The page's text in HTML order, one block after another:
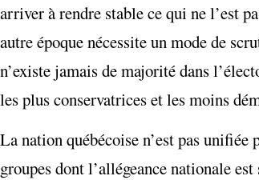
arriver à rendre stable ce qui ne l’est
autre époque nécessite un mode de
n’existe jamais de majorité dans
les plus conservatrices et les moins
La nation québécoise n’est pas
groupes dont l’allégeance nationale